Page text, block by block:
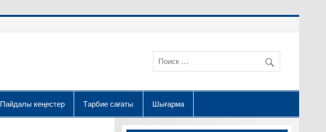
Пайдалы кеңестер Тәрбие сағаты Шығарма